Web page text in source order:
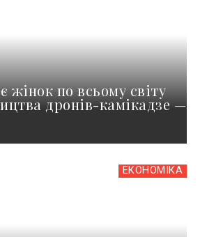
жінок по всьому світу
дронів-камікадзе —
ЕКОНОМІКА